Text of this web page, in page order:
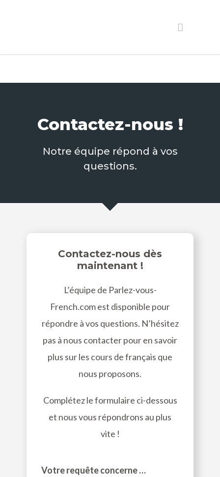
Contactez-nous !
Notre équipe répond à vos
questions.
Contactez-nous dès
maintenant !
L’équipe de Parlez-vous-
French.com est disponible pour
répondre à vos questions. N’hésitez
pas à nous contacter pour en savoir
plus sur les cours de français que
nous proposons.
Complétez le formulaire ci-dessous
et nous vous répondrons au plus
vite !
Votre requête concerne …